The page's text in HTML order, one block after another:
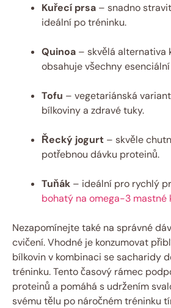
Kuřecí prsa – snadno
ideální po tréninku.
Quinoa – skvělá alternativa
obsahuje všechny
Tofu – vegetariánská
bílkoviny a zdravé tuky.
Řecký jogurt – skvěle
potřebnou dávku proteinů.
Tuňák – ideální pro rychlý
bohatý na omega-3 mastné
Nezapomínejte také na správné
cvičení. Vhodné je konzumovat
bílkovin v kombinaci se sacharidy
tréninku. Tento časový rámec
proteinů a pomáhá s udržením
svému tělu po náročném tréninku